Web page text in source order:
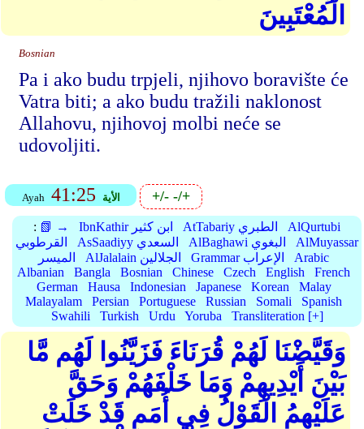
الْمُعْتَبِينَ
Bosnian
Pa i ako budu trpjeli, njihovo boravište će
Vatra biti; a ako budu tražili naklonost
Allahovu, njihovoj molbi neće se
udovoljiti.
Ayah 41:25 الأية +/--/+
: 📗 → IbnKathir ابن كثير AtTabariy الطبري
AlQurtubi
القرطوبي
AsSaadiyy السعدي AlBaghawi البغوي
AlMuyassar
الميسر
AlJalalain الجلالين Grammar الإعراب
Arabic
Albanian
Bangla Bosnian Chinese Czech English
French
German
Hausa Indonesian Japanese Korean
Malay
Malayalam
Persian Portuguese Russian Somali
Spanish
Swahili
Turkish Urdu Yoruba Transliteration [+]
وَقَيَّضْنَا لَهُمْ قُرَنَاءَ فَزَيَّنُوا لَهُم مَّا
بَيْنَ أَيْدِيهِمْ وَمَا خَلْفَهُمْ وَحَقَّ
عَلَيْهِمُ الْقَوْلُ فِي أُمَمٍ قَدْ خَلَتْ